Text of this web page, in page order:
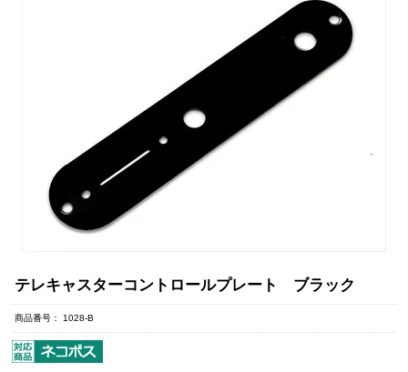
テレキャスターコントロールプレート ブラック
商品番号 1028-B